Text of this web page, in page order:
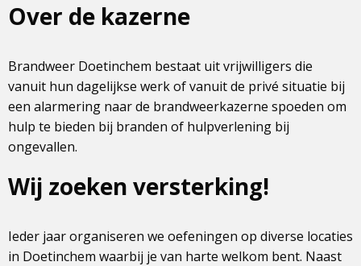
Over de kazerne
Brandweer Doetinchem bestaat uit vrijwilligers die
vanuit hun dagelijkse werk of vanuit de privé situatie bij
een alarmering naar de brandweerkazerne spoeden om
hulp te bieden bij branden of hulpverlening bij
ongevallen.
Wij zoeken versterking!
Ieder jaar organiseren we oefeningen op diverse locaties
in Doetinchem waarbij je van harte welkom bent. Naast